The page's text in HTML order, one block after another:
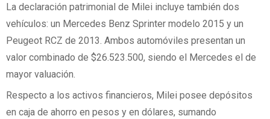
La declaración patrimonial de Milei incluye también dos
vehículos: un Mercedes Benz Sprinter modelo 2015 y un
Peugeot RCZ de 2013. Ambos automóviles presentan un
valor combinado de $26.523.500, siendo el Mercedes el de
mayor valuación.
Respecto a los activos financieros, Milei posee depósitos
en caja de ahorro en pesos y en dólares, sumando